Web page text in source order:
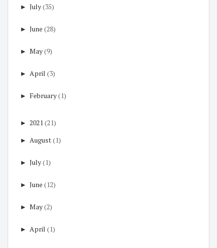
► July(35)
► June (28)
► May(9)
► April (3)
► February(1)
► 2021(21)
► August(1)
► July(1)
► June (12)
► May(2)
► April (1)